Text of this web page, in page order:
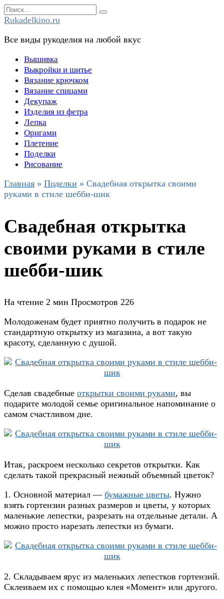
Перейти
к
Search
for:
Rukadelkino.ru
Все виды рукоделия на любой вкус
Вышивка
Выкройки и шитье
Вязание крючком
Вязание спицами
Декупаж
Изделия из фетра
Лепка
Оригами
Плетение
Поделки
Рисование
Главная » Поделки » Свадебная открытка своими
руками в стиле шебби-шик
Свадебная открытка
своими руками в стиле
шебби-шик
На чтение 2 мин Просмотров 226
Молодоженам будет приятно получить в подарок не
стандартную открытку из магазина, а вот такую
красоту, сделанную с душой.
Сделав свадебные открытки своими руками, вы
подарите молодой семье оригинальное напоминание о
самом счастливом дне.
Итак, раскроем несколько секретов открытки. Как
сделать такой прекрасный нежный объемный цветок?
1. Основной материал — бумажные цветы. Нужно
взять гортензии разных размеров и цветы, у которых
маленькие лепестки, разрезать на отдельные детали. А
можно просто нарезать лепестки из бумаги.
2. Складываем ярус из маленьких лепестков гортензий.
Склеиваем их с помощью клея «Момент» или другого.